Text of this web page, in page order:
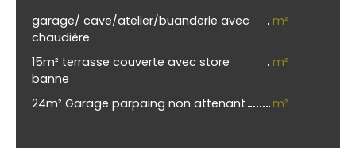
garage/ cave/atelier/buanderie avec
chaudière
m²
15m² terrasse couverte avec store
banne
m²
24m² Garage parpaing non attenant m²